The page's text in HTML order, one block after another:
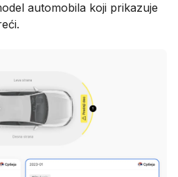
automobila koji prikazuje